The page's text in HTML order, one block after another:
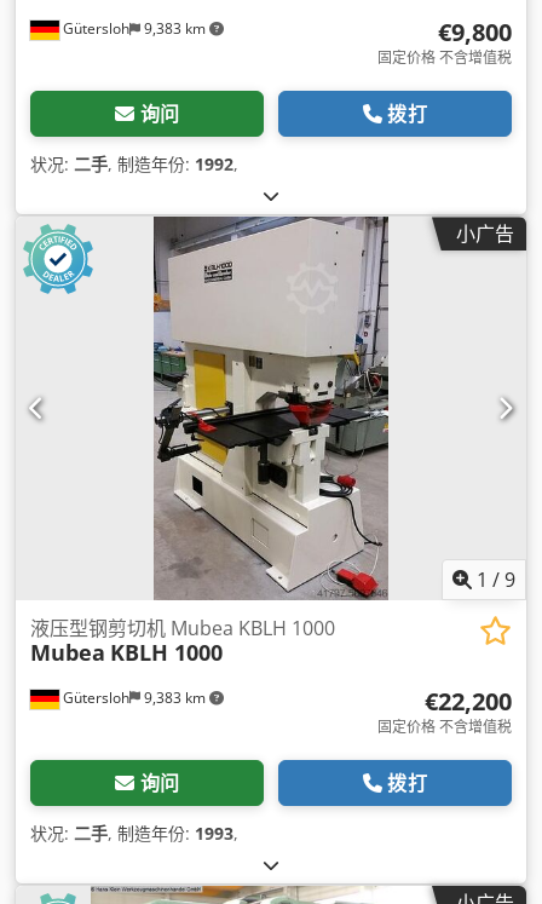
Gütersloh 9,383 km €9,800
固定价格 不含增值税
询问 拨打
状况: 二手, 制造年份: 1992,
小广告
1 /9
Gütersloh 9,383 km
液压型钢剪切机 Mubea KBLH 1000
Mubea KBLH 1000
€22,200
固定价格 不含增值税
询问 拨打
状况: 二手, 制造年份: 1993,